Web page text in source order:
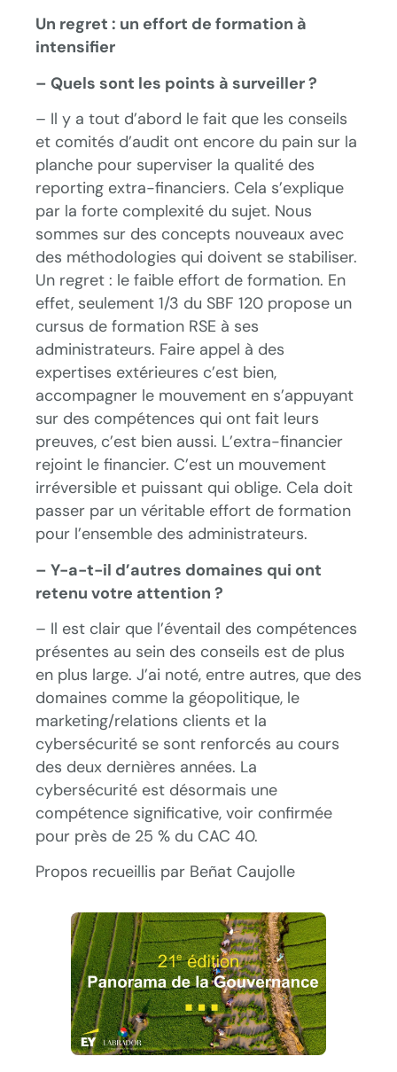
Un regret : un effort de formation à
intensifier
– Quels sont les points à surveiller ?
– Il y a tout d’abord le fait que les conseils
et comités d’audit ont encore du pain sur la
planche pour superviser la qualité des
reporting extra-financiers. Cela s’explique
par la forte complexité du sujet. Nous
sommes sur des concepts nouveaux avec
des méthodologies qui doivent se stabiliser.
Un regret : le faible effort de formation. En
effet, seulement 1/3 du SBF 120 propose un
cursus de formation RSE à ses
administrateurs. Faire appel à des
expertises extérieures c’est bien,
accompagner le mouvement en s’appuyant
sur des compétences qui ont fait leurs
preuves, c’est bien aussi. L’extra-financier
rejoint le financier. C’est un mouvement
irréversible et puissant qui oblige. Cela doit
passer par un véritable effort de formation
pour l’ensemble des administrateurs.
– Y-a-t-il d’autres domaines qui ont
retenu votre attention ?
– Il est clair que l’éventail des compétences
présentes au sein des conseils est de plus
en plus large. J’ai noté, entre autres, que des
domaines comme la géopolitique, le
marketing/relations clients et la
cybersécurité se sont renforcés au cours
des deux dernières années. La
cybersécurité est désormais une
compétence significative, voir confirmée
pour près de 25 % du CAC 40.
Propos recueillis par Beñat Caujolle